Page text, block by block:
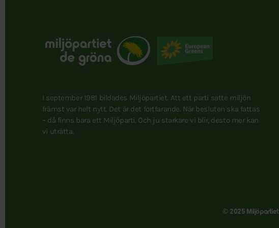
I september 1981 bildades Miljöpartiet. Att ett parti satte miljön
främst var helt nytt. Det är det fortfarande. När besluten ska fattas
– då finns bara ett Miljöparti. Och ju starkare vi blir, desto mer kan
vi uträtta.
© 2025 Miljöpartiet